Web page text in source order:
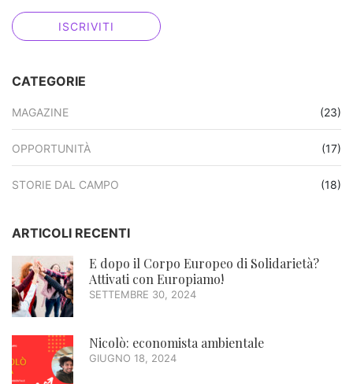
CATEGORIE
MAGAZINE (23)
OPPORTUNITÀ (17)
STORIE DAL CAMPO (18)
ARTICOLI RECENTI
E dopo il Corpo Europeo di Solidarietà?
Attivati con Europiamo!
SETTEMBRE 30, 2024
Nicolò: economista ambientale
GIUGNO 18, 2024